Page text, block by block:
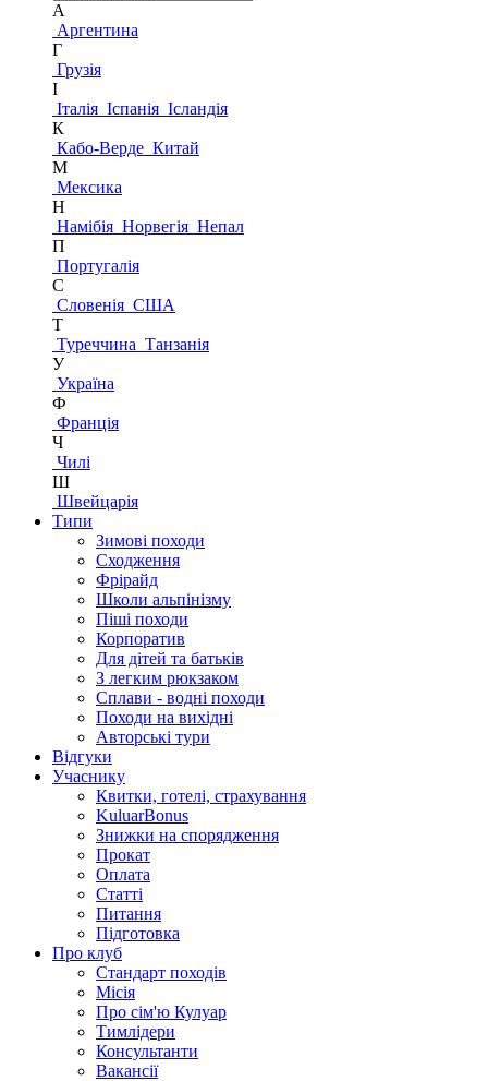
А
Аргентина
Г
Грузія
І
Італія Іспанія Ісландія
К
Кабо-Верде Китай
М
Мексика
Н
Намібія Норвегія Непал
П
Португалія
С
Словенія США
Т
Туреччина Танзанія
У
Україна
Ф
Франція
Ч
Чилі
Ш
Швейцарія
Типи
Зимові походи
Сходження
Фрірайд
Школи альпінізму
Піші походи
Корпоратив
Для дітей та батьків
З легким рюкзаком
Сплави - водні походи
Походи на вихідні
Авторські тури
Відгуки
Учаснику
Квитки, готелі, страхування
KuluarBonus
Знижки на спорядження
Прокат
Оплата
Статті
Питання
Підготовка
Про клуб
Стандарт походів
Місія
Про сім'ю Кулуар
Тимлідери
Консультанти
Вакансії